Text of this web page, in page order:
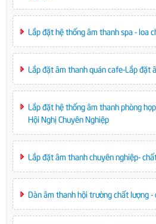
Lắp đặt hệ thống âm thanh spa - loa
Lắp đặt âm thanh quán cafe-Lắp đặt
Lắp đặt hệ thống âm thanh phòng
Hội Nghị Chuyên Nghiệp
Lắp đặt âm thanh chuyên nghiệp-
Dàn âm thanh hội trường chất lượng -